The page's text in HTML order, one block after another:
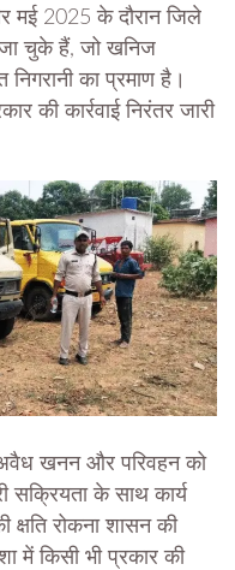
मई 2025 के दौरान जिले
चुके हैं, जो खनिज
का प्रमाण है।
की कार्रवाई निरंतर जारी
खनन और परिवहन को
सक्रियता के साथ कार्य
रोकना शासन की
में किसी भी प्रकार की